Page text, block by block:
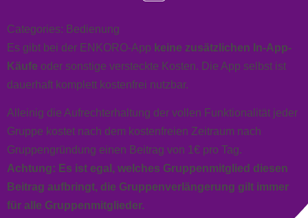
Categories: Bedienung
Es gibt bei der ENKORO-App keine zusätzlichen In-App-
Käufe oder sonstige versteckte Kosten. Die App selbst ist
dauerhaft komplett kostenfrei nutzbar.
Alleinig die Aufrechterhaltung der vollen Funktionalität jeder
Gruppe kostet nach dem kostenfreien Zeitraum nach
Gruppengründung einen Beitrag von 1€ pro Tag.
Achtung: Es ist egal, welches Gruppenmitglied diesen
Beitrag aufbringt, die Gruppenverlängerung gilt immer
für alle Gruppenmitglieder.